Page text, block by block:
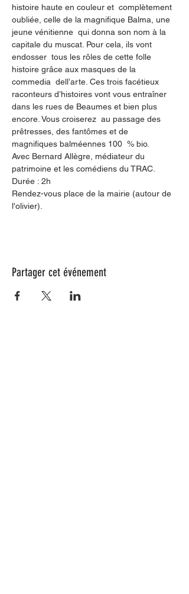
histoire haute en couleur et  complètement
oubliée, celle de la magnifique Balma, une
jeune vénitienne  qui donna son nom à la
capitale du muscat. Pour cela, ils vont
endosser  tous les rôles de cette folle
histoire grâce aux masques de la
commedia  dell’arte. Ces trois facétieux
raconteurs d’histoires vont vous entraîner
dans les rues de Beaumes et bien plus
encore. Vous croiserez  au passage des
prêtresses, des fantômes et de
magnifiques balméennes 100  % bio.
Avec Bernard Allègre, médiateur du
patrimoine et les comédiens du TRAC.
Durée : 2h
Rendez-vous place de la mairie (autour de
l'olivier).
Partager cet événement